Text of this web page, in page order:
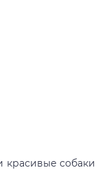
красивые собаки